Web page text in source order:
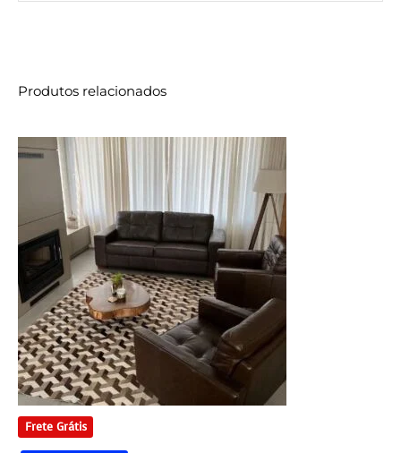
Produtos relacionados
Frete Grátis